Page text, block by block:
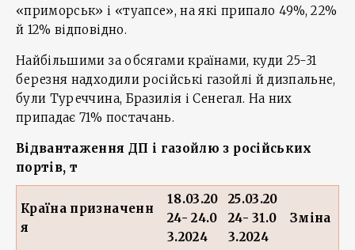
«приморськ» і «туапсе», на які припало 49%, 22%
й 12% відповідно.
Найбільшими за обсягами країнами, куди 25-31
березня надходили російські газойлі й дизпальне,
були Туреччина, Бразилія і Сенегал. На них
припадає 71% постачань.
Відвантаження ДП і газойлю з російських
портів, т
Країна призначенн
я
18.03.20
24- 24.0
3.2024
25.03.20
24- 31.0
3.2024
Зміна